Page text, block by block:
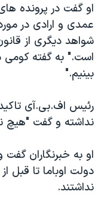
او گفت در پرونده
عمدی و ارادی در
شواهد دیگری از
است." به گفته کومی
بینیم."
رئیس اف.بی.آی
نداشته و گفت "هیچ
او به خبرنگاران
دولت اوباما تا قبل
نداشتند.